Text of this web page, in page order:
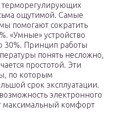
терморегулирующих
ощутимой. Самые
помогают сократить
«Умные» устройство
30%. Принцип работы
понять несложно,
простотой. Эти
по которым
срок эксплуатации.
электронного
максимальный комфорт